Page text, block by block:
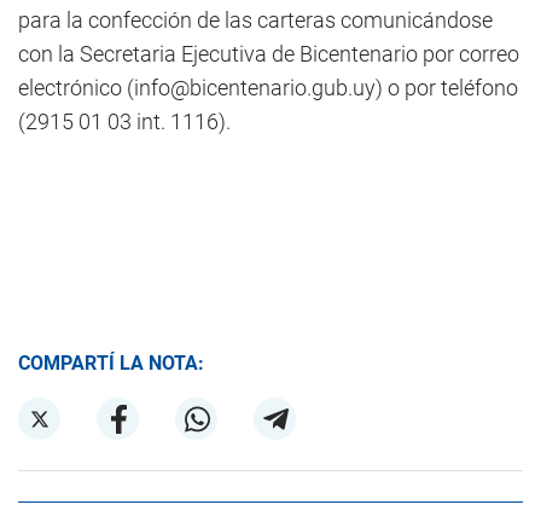
para la confección de las carteras comunicándose
con la Secretaria Ejecutiva de Bicentenario por correo
electrónico (info@bicentenario.gub.uy) o por teléfono
(2915 01 03 int. 1116).
COMPARTÍ LA NOTA: